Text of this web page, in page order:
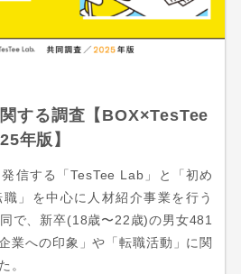
する調査【BOX×TesTee
年版】
信する「TesTee Lab」と「初め
」を中心に人材紹介事業を行う
同で、新卒(18歳〜22歳)の男女481
業への印象」や「転職活動」に関
。